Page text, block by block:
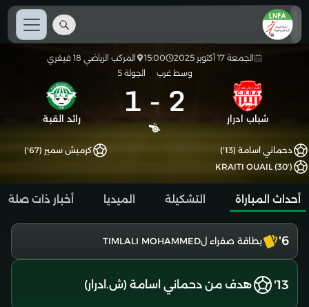
الجمعة 17 أكتوبر 2025 15:00
المركب الرياضي 18 فيفري
وسط غرب
الجولة 5
شباب ادرار 2
-
1 رائد القبة
دحماني اسامة (13')
KRAITI OUAIL (30')
كرميش سمير (67')
أحداث المباراة التشكيلة الميديا أخبار ذات صلة
6' بطاقة صفراء لTIMLALI MOHAMMED
13' هدف من دحماني اسامة (ش.ادرار)